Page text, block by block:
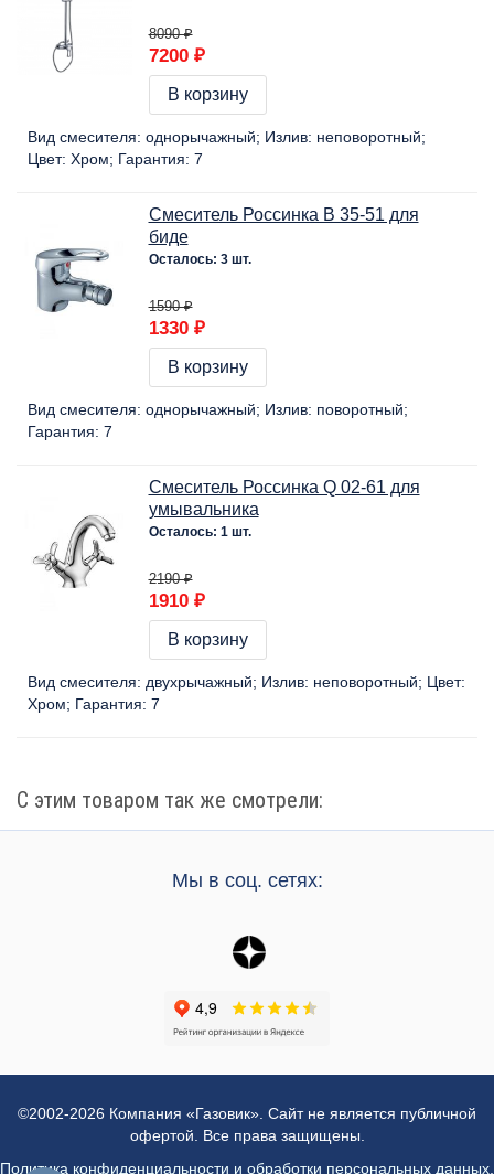
8090 ₽
7200 ₽
В корзину
Вид смесителя: однорычажный Излив: неповоротный
Цвет: Хром Гарантия: 7
Смеситель Россинка B 35-51 для
биде
Осталось: 3 шт.
1590 ₽
1330 ₽
В корзину
Вид смесителя: однорычажный Излив: поворотный
Гарантия: 7
Смеситель Россинка Q 02-61 для
умывальника
Осталось: 1 шт.
2190 ₽
1910 ₽
В корзину
Вид смесителя: двухрычажный Излив: неповоротный
Цвет:
Хром
Гарантия: 7
С этим товаром так же смотрели:
Мы в соц. сетях:
©2002-2026 Компания «Газовик». Сайт не является публичной
офертой. Все права защищены.
Политика конфиденциальности и обработки персональных данных